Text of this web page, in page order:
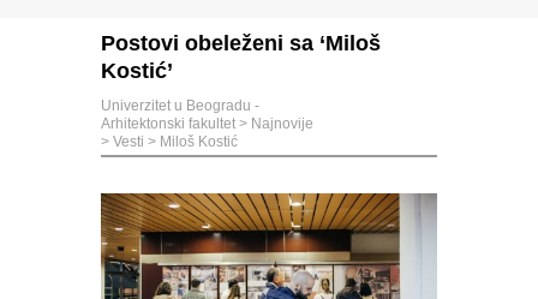
Postovi obeleženi sa ‘Miloš
Kostić’
Univerzitet u Beogradu -
Arhitektonski fakultet > Najnovije
> Vesti > Miloš Kostić